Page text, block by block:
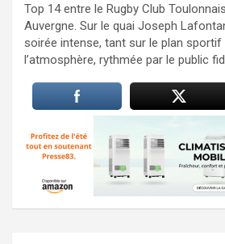
Top 14 entre le Rugby Club
Auvergne. Sur le quai Joseph
soirée intense, tant sur le plan sportif
l’atmosphère, rythmée par le public